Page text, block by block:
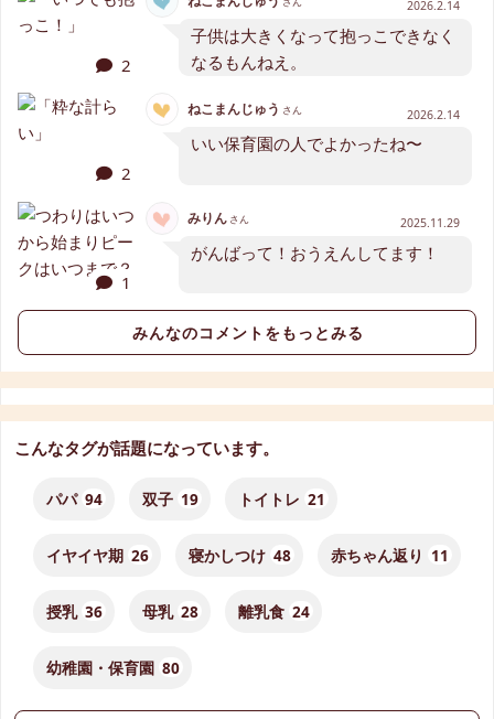
2
2026.2.14
子供は大きくなって抱っこできなく
なるもんねえ。
2
ねこまんじゅう さん 2026.2.14
いい保育園の人でよかったね〜
1
みりんさん 2025.11.29
がんばって！おうえんしてます！
みんなのコメントをもっとみる
こんなタグが話題になっています。
パパ 94 双子 19 トイトレ 21
イヤイヤ期 26 寝かしつけ 48 赤ちゃん返り 11
授乳 36 母乳 28 離乳食 24
幼稚園・保育園 80